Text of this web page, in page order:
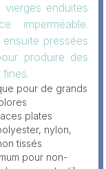
enduites
imperméable.
pressées
produire des
pour de grands
plates
nylon,
tissés
pour non-